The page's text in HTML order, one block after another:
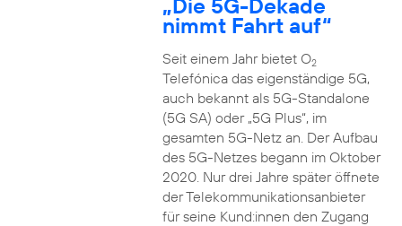
„Die 5G-Dekade
nimmt Fahrt auf“
Seit einem Jahr bietet O2
Telefónica das eigenständige 5G,
auch bekannt als 5G-Standalone
(5G SA) oder „5G Plus“, im
gesamten 5G-Netz an. Der Aufbau
des 5G-Netzes begann im Oktober
2020. Nur drei Jahre später öffnete
der Telekommunikationsanbieter
für seine Kund:innen den Zugang